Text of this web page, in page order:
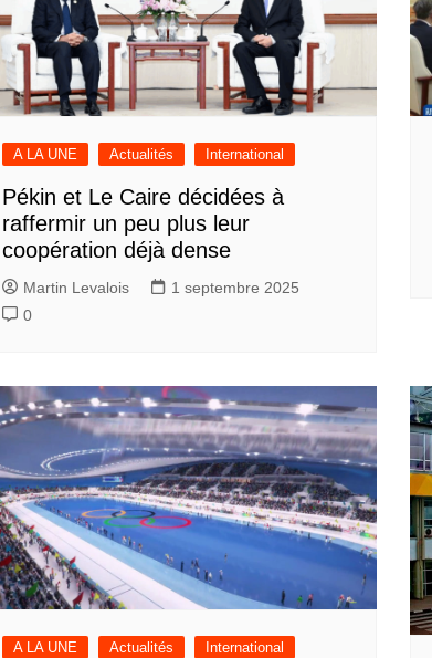
A LA UNE Actualités International
Pékin et Le Caire décidées à
raffermir un peu plus leur
coopération déjà dense
Martin Levalois
1 septembre 2025
0
A LA UNE Actualités International